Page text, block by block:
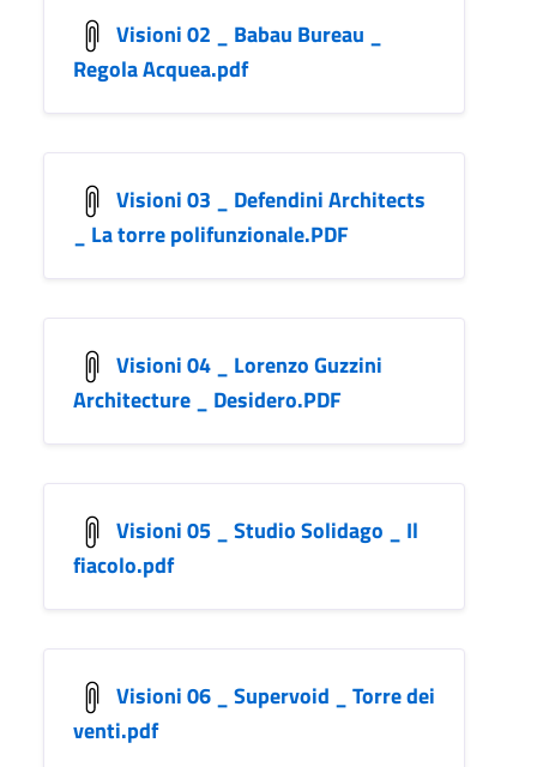
Visioni 02 _ Babau Bureau _
Regola Acquea.pdf
Visioni 03 _ Defendini Architects
_ La torre polifunzionale.PDF
Visioni 04 _ Lorenzo Guzzini
Architecture _ Desidero.PDF
Visioni 05 _ Studio Solidago _ Il
fiacolo.pdf
Visioni 06 _ Supervoid _ Torre dei
venti.pdf